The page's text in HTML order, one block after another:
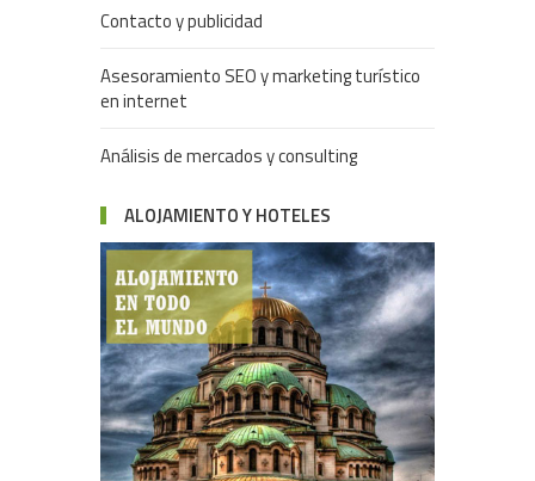
Contacto y publicidad
Asesoramiento SEO y marketing turístico
en internet
Análisis de mercados y consulting
ALOJAMIENTO Y HOTELES